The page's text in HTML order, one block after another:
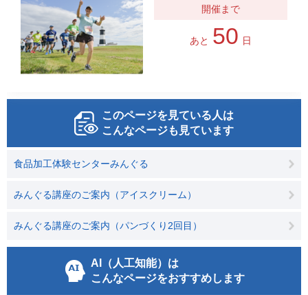
あと 50 日
このページを見ている人は
こんなページも見ています
食品加工体験センターみんぐる
みんぐる講座のご案内（アイスクリーム）
みんぐる講座のご案内（パンづくり2回目）
AI（人工知能）は
こんなページをおすすめします